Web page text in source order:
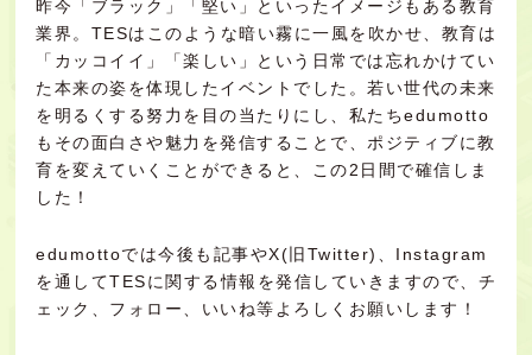
昨今「ブラック」「堅い」といったイメージもある教育
業界。TESはこのような暗い霧に一風を吹かせ、教育は
「カッコイイ」「楽しい」という日常では忘れかけてい
た本来の姿を体現したイベントでした。若い世代の未来
を明るくする努力を目の当たりにし、私たちedumotto
もその面白さや魅力を発信することで、ポジティブに教
育を変えていくことができると、この2日間で確信しま
した！
edumottoでは今後も記事やX(旧Twitter)
Instagram
を通してTESに関する情報を発信していきますので、チ
ェック、フォロー、いいね等よろしくお願いします！